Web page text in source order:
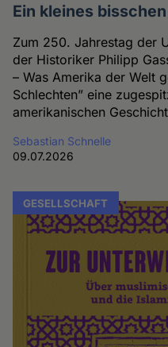
Ein kleines
Zum 250. Jahrestag der
der Historiker Philipp
– Was Amerika der Welt
Schlechten” eine
amerikanischen
Sebastian Schnelle
09.07.2026
GESELLSCHAFT